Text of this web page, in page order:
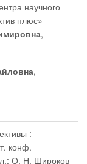
научного
плюс»
,
,
:
конф.
О. Н. Широков